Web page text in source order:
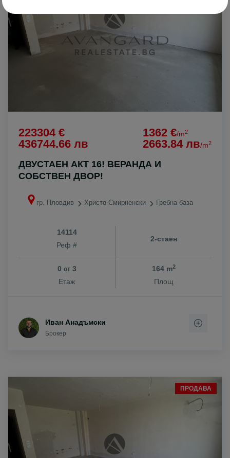
223304 €
436744.66 лв
1362 €/m2
2663.84 лв/m2
ДВУСТАЕН АКТ 16! ВЕРАНДА И
СОБСТВЕН ДВОР!
гр. Пловдив Христо Смирненски Гребна база
14114
Реф #
2-стаен
0 от3
Етаж
164 m2
Площ
Иван Анадъмски
Брокер
ПРОДАВА